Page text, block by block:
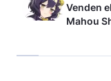
Venden
Mahou